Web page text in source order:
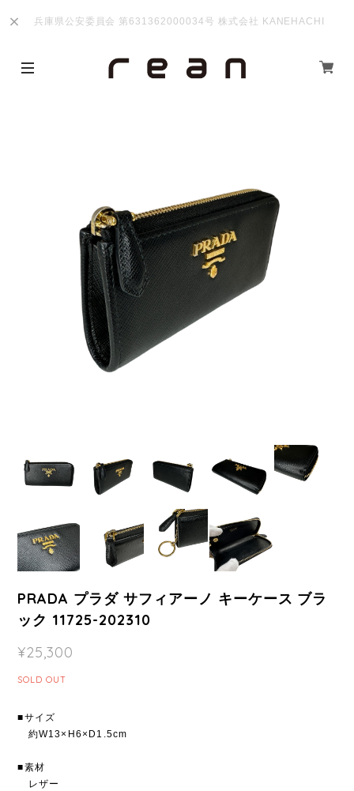
兵庫県公安委員会 第631362000034号 株式会社 KANEHACHI
PRADA プラダ サフィアーノ キーケース ブラ
ック 11725-202310
¥25,300
SOLD OUT
■サイズ
約W13×H6×D1.5cm
■素材
レザー